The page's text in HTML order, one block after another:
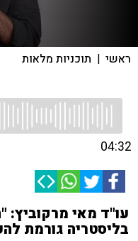
ראשי | תוכניות מלאות
04:32
עו"ד מאי מרקוביץ:
בליסטריה גורמת